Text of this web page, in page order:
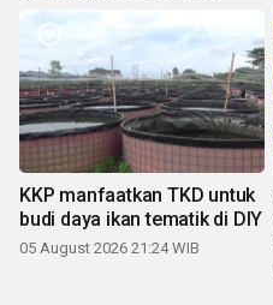
KKP manfaatkan TKD untuk
budi daya ikan tematik di DIY
05 August 2026 21:24 WIB